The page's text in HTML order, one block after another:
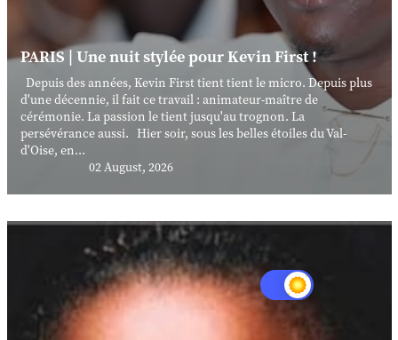
PARIS | Une nuit stylée pour Kevin First !
Depuis des années, Kevin First tient tient le micro. Depuis plus
d'une décennie, il fait ce travail : animateur-maître de
cérémonie. La passion le tient jusqu'au trognon. La
persévérance aussi. Hier soir, sous les belles étoiles du Val-
d'Oise, en...
02 August, 2026